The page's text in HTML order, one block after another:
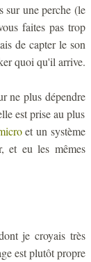
sur une perche (le
faites pas trop
de capter le son
quoi qu'il arrive.
ne plus dépendre
est prise au plus
et un système
et eu les mêmes
je croyais très
est plutôt propre